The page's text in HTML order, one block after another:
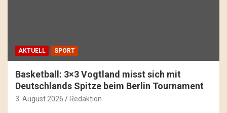
AKTUELL SPORT
Basketball: 3×3 Vogtland misst sich mit
Deutschlands Spitze beim Berlin Tournament
3. August 2026 Redaktion